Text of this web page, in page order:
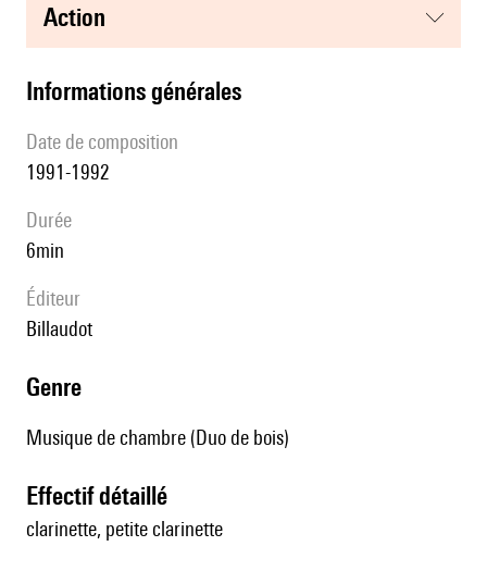
action
informations générales
date de composition
1991-1992
durée
6min
éditeur
Billaudot
genre
Musique de chambre (Duo de bois)
effectif détaillé
clarinette, petite clarinette